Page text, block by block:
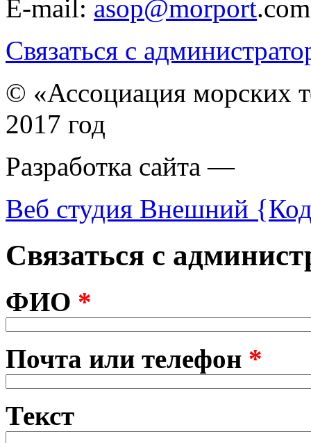
E-mail: asop@morport.com
Связаться с
© «Ассоциация морских
2017 год
Разработка сайта —
Веб студия Внешний
Связаться с
ФИО *
Почта или телефон *
Текст